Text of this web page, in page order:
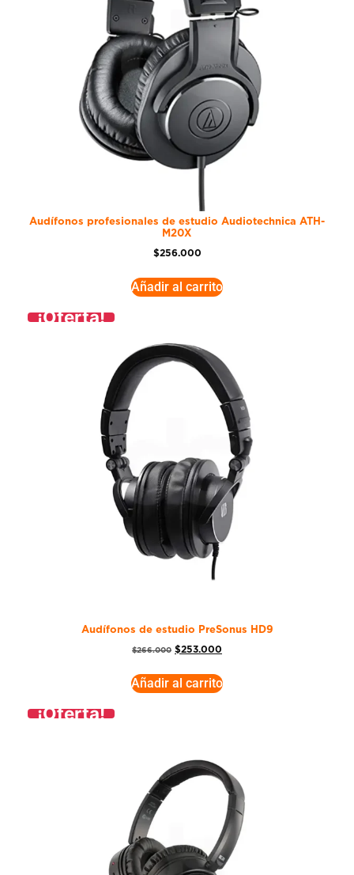
Audífonos profesionales de estudio Audiotechnica ATH-
M20X
$256.000
Añadir al carrito
¡Oferta!
Audífonos de estudio PreSonus HD9
$266.000 $253.000
Añadir al carrito
¡Oferta!